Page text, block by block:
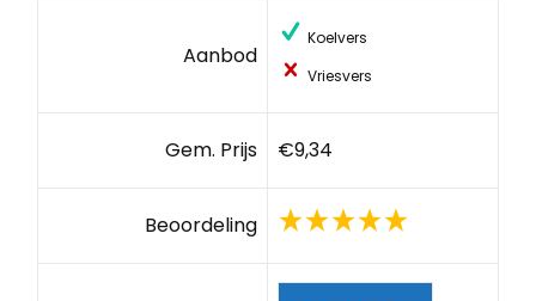
Aanbod
Koelvers
Vriesvers
Gem. Prijs €9,34
Beoordeling